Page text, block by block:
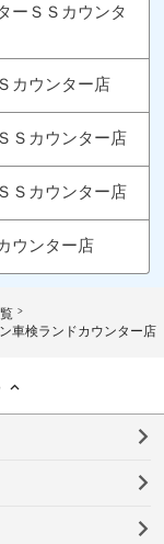
ーＳＳカウンタ
カウンター店
Ｓカウンター店
Ｓカウンター店
ウンター店
車検ランドカウンター店